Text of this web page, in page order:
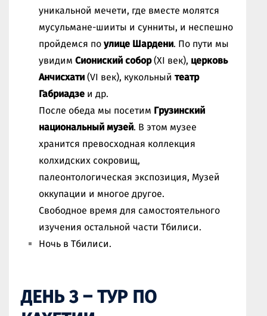
уникальной мечети, где вместе молятся
мусульмане-шииты и сунниты, и неспешно
пройдемся по улице Шардени. По пути мы
увидим Сиониский собор(XI век), церковь
Анчисхати (VI век), кукольный театр
Габриадзе и др.
После обеда мы посетим Грузинский
национальный музей. В этом музее
хранится превосходная коллекция
колхидских сокровищ,
палеонтологическая экспозиция, Музей
оккупации и многое другое.
Свободное время для самостоятельного
изучения остальной части Тбилиси.
Ночь в Тбилиси.
ДЕНЬ 3 – ТУР ПО